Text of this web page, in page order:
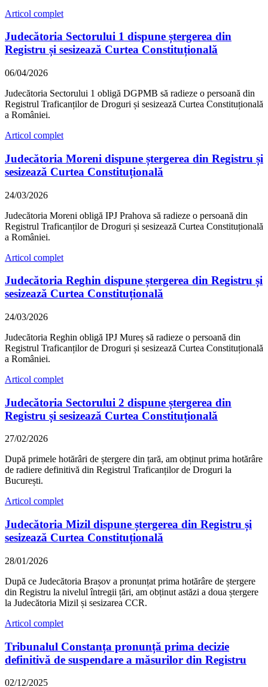
Articol complet
Judecătoria Sectorului 1 dispune ștergerea din
Registru și sesizează Curtea Constituțională
06/04/2026
Judecătoria Sectorului 1 obligă DGPMB să radieze o persoană din
Registrul Traficanților de Droguri și sesizează Curtea Constituțională
a României.
Articol complet
Judecătoria Moreni dispune ștergerea din Registru și
sesizează Curtea Constituțională
24/03/2026
Judecătoria Moreni obligă IPJ Prahova să radieze o persoană din
Registrul Traficanților de Droguri și sesizează Curtea Constituțională
a României.
Articol complet
Judecătoria Reghin dispune ștergerea din Registru și
sesizează Curtea Constituțională
24/03/2026
Judecătoria Reghin obligă IPJ Mureș să radieze o persoană din
Registrul Traficanților de Droguri și sesizează Curtea Constituțională
a României.
Articol complet
Judecătoria Sectorului 2 dispune ștergerea din
Registru și sesizează Curtea Constituțională
27/02/2026
După primele hotărâri de ștergere din țară, am obținut prima hotărâre
de radiere definitivă din Registrul Traficanților de Droguri la
București.
Articol complet
Judecătoria Mizil dispune ștergerea din Registru și
sesizează Curtea Constituțională
28/01/2026
După ce Judecătoria Brașov a pronunțat prima hotărâre de ștergere
din Registru la nivelul întregii țări, am obținut astăzi a doua ștergere
la Judecătoria Mizil și sesizarea CCR.
Articol complet
Tribunalul Constanța pronunță prima decizie
definitivă de suspendare a măsurilor din Registru
02/12/2025